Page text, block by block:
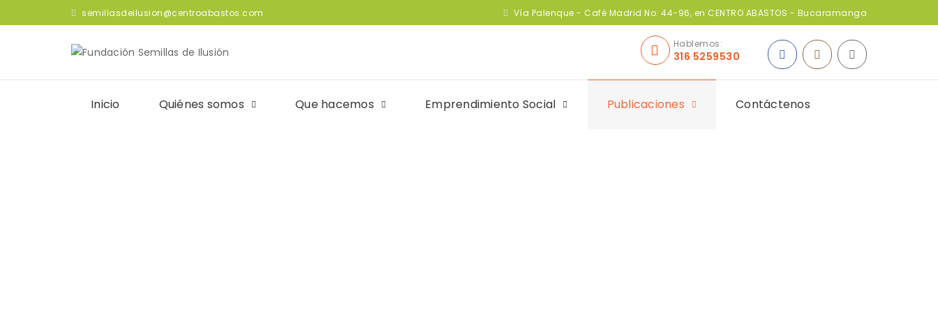
semillasdeilusion@centroabastos.com Vía Palenque - Café Madrid No. 44-96, en CENTRO ABASTOS - Bucaramanga
Hablemos:
316 5259530
Inicio Quiénes somos Que hacemos Emprendimiento Social Publicaciones Contáctenos